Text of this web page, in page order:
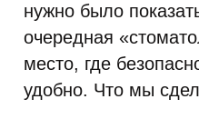
нужно было
очередная
место, где
удобно. Что мы